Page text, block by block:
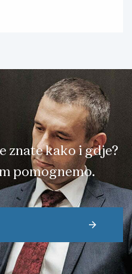
znate kako i gdje?
pomognemo.
arrow_forward